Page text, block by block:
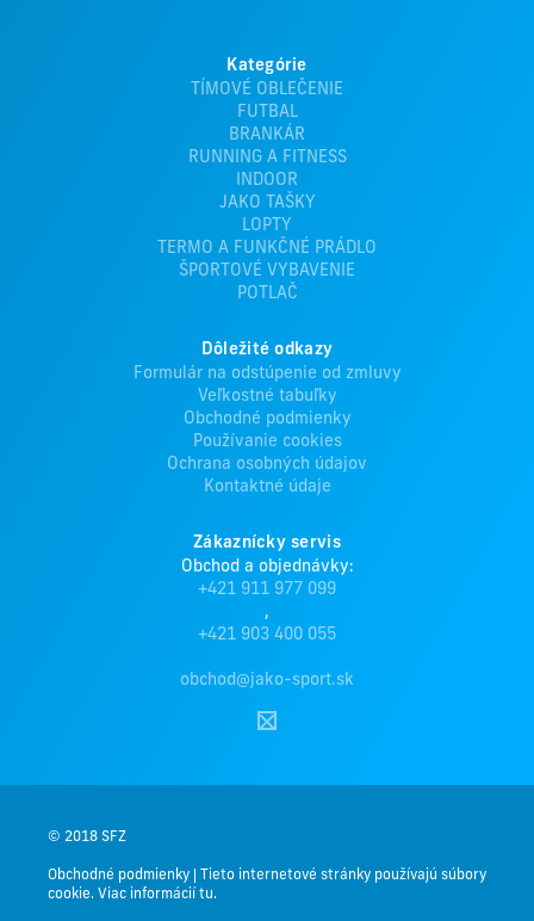
Kategórie
TÍMOVÉ OBLEČENIE
FUTBAL
BRANKÁR
RUNNING A FITNESS
INDOOR
JAKO TAŠKY
LOPTY
TERMO A FUNKČNÉ PRÁDLO
ŠPORTOVÉ VYBAVENIE
POTLAČ
Dôležité odkazy
Formulár na odstúpenie od zmluvy
Veľkostné tabuľky
Obchodné podmienky
Používanie cookies
Ochrana osobných údajov
Kontaktné údaje
Zákaznícky servis
Obchod a objednávky:
+421 911 977 099
,
+421 903 400 055
obchod@jako-sport.sk
© 2018 SFZ
Obchodné podmienky
Tieto internetové stránky používajú súbory
cookie. Viac informácií tu.